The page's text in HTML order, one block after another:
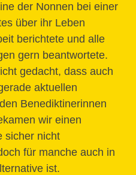
der Nonnen bei einer
über ihr Leben
berichtete und alle
gern beantwortete.
gedacht, dass auch
aktuellen
Benediktinerinnen
wir einen
sicher nicht
für manche auch in
ist.